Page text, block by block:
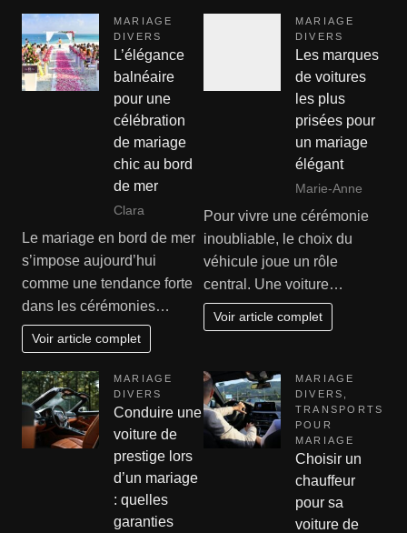
MARIAGE
DIVERS
L’élégance
balnéaire
pour une
célébration
de mariage
chic au bord
de mer
Clara
Le mariage en bord de mer
s’impose aujourd’hui
comme une tendance forte
dans les cérémonies…
Voir article complet
MARIAGE
DIVERS
Les marques
de voitures
les plus
prisées pour
un mariage
élégant
Marie-Anne
Pour vivre une cérémonie
inoubliable, le choix du
véhicule joue un rôle
central. Une voiture…
Voir article complet
MARIAGE
DIVERS
Conduire une
voiture de
prestige lors
d’un mariage
: quelles
garanties
MARIAGE
DIVERS
TRANSPORTS
POUR
MARIAGE
Choisir un
chauffeur
pour sa
voiture de